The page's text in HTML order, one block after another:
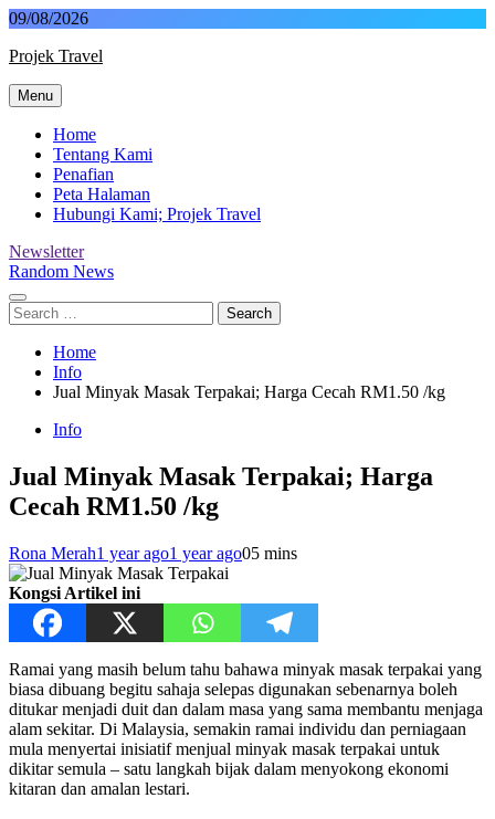
Skip
content
09/08/2026
Projek Travel
Malaysia Travel Portal
Menu
Home
Tentang Kami
Penafian
Peta Halaman
Hubungi Kami; Projek Travel
Newsletter
Random News
Search
for:
Home
Info
Jual Minyak Masak Terpakai; Harga Cecah RM1.50 /kg
Info
Jual Minyak Masak Terpakai; Harga
Cecah RM1.50 /kg
Rona Merah1 year ago1 year ago05 mins
Kongsi Artikel ini
Ramai yang masih belum tahu bahawa minyak masak terpakai yang
biasa dibuang begitu sahaja selepas digunakan sebenarnya boleh
ditukar menjadi duit dan dalam masa yang sama membantu menjaga
alam sekitar. Di Malaysia, semakin ramai individu dan perniagaan
mula menyertai inisiatif menjual minyak masak terpakai untuk
dikitar semula – satu langkah bijak dalam menyokong ekonomi
kitaran dan amalan lestari.